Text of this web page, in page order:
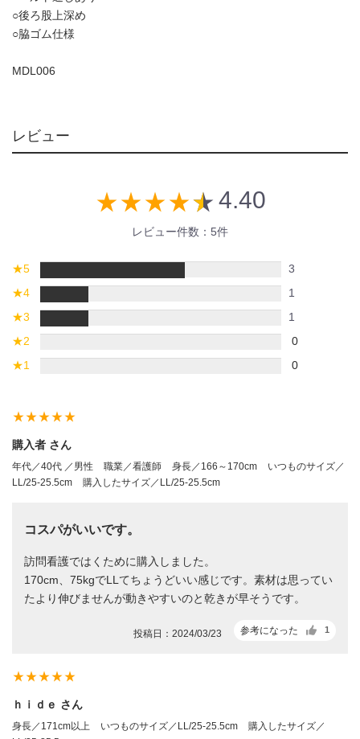
○後ろ股上深め
○脇ゴム仕様
MDL006
レビュー
star_rate star_rate star_rate star_ratestar_rate 4.40
レビュー件数：5件
★5
3
★4
1
★3
1
★2
0
★1 0
star_ratestar_ratestar_ratestar_ratestar_rate
購入者 さん
年代／40代 ／男性 職業／看護師 身長／166～170cm
いつものサイズ／
LL/25-25.5cm
購入したサイズ／LL/25-25.5cm
コスパがいいです。
訪問看護ではくために購入しました。
170cm、75kgでLLてちょうどいい感じです。素材は思ってい
たより伸びませんが動きやすいのと乾きが早そうです。
参考になった 1
投稿日：2024/03/23
star_ratestar_ratestar_ratestar_ratestar_rate
ｈｉｄｅ さん
身長／171cm以上 いつものサイズ／LL/25-25.5cm
購入したサイズ／